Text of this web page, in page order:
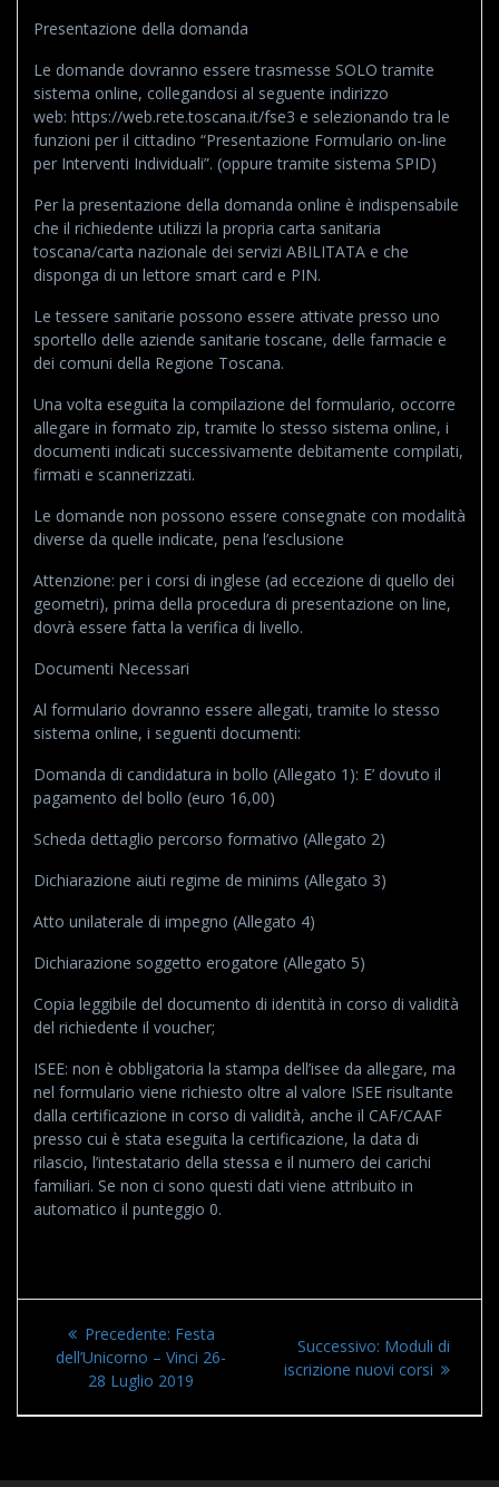
Presentazione della domanda
Le domande dovranno essere trasmesse SOLO tramite
sistema online, collegandosi al seguente indirizzo
web: https://web.rete.toscana.it/fse3 e selezionando tra le
funzioni per il cittadino “Presentazione Formulario on-line
per Interventi Individuali”. (oppure tramite sistema SPID)
Per la presentazione della domanda online è indispensabile
che il richiedente utilizzi la propria carta sanitaria
toscana/carta nazionale dei servizi ABILITATA e che
disponga di un lettore smart card e PIN.
Le tessere sanitarie possono essere attivate presso uno
sportello delle aziende sanitarie toscane, delle farmacie e
dei comuni della Regione Toscana.
Una volta eseguita la compilazione del formulario, occorre
allegare in formato zip, tramite lo stesso sistema online, i
documenti indicati successivamente debitamente compilati,
firmati e scannerizzati.
Le domande non possono essere consegnate con modalità
diverse da quelle indicate, pena l’esclusione
Attenzione: per i corsi di inglese (ad eccezione di quello dei
geometri), prima della procedura di presentazione on line,
dovrà essere fatta la verifica di livello.
Documenti Necessari
Al formulario dovranno essere allegati, tramite lo stesso
sistema online, i seguenti documenti:
Domanda di candidatura in bollo (Allegato 1): E’ dovuto il
pagamento del bollo (euro 16,00)
Scheda dettaglio percorso formativo (Allegato 2)
Dichiarazione aiuti regime de minims (Allegato 3)
Atto unilaterale di impegno (Allegato 4)
Dichiarazione soggetto erogatore (Allegato 5)
Copia leggibile del documento di identità in corso di validità
del richiedente il voucher;
ISEE: non è obbligatoria la stampa dell’isee da allegare, ma
nel formulario viene richiesto oltre al valore ISEE risultante
dalla certificazione in corso di validità, anche il CAF/CAAF
presso cui è stata eseguita la certificazione, la data di
rilascio, l’intestatario della stessa e il numero dei carichi
familiari. Se non ci sono questi dati viene attribuito in
automatico il punteggio 0.
Navigazione
articoli
Precedente: Articolo
precedente:
Festa
dell’Unicorno – Vinci 26-
28 Luglio 2019
Successivo: Articolo
successivo:
Moduli di
iscrizione nuovi corsi